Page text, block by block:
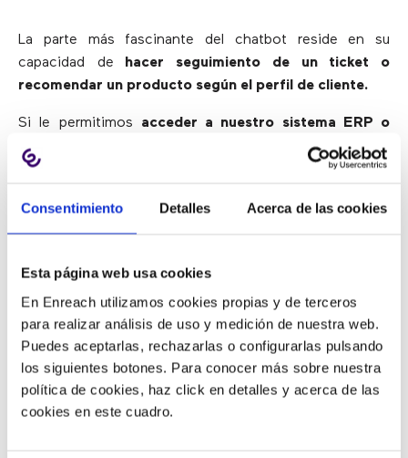
Consentimiento Detalles Acerca de las cookies
Esta página web usa cookies
En Enreach utilizamos cookies propias y de terceros
para realizar análisis de uso y medición de nuestra web.
Puedes aceptarlas, rechazarlas o configurarlas pulsando
los siguientes botones. Para conocer más sobre nuestra
política de cookies, haz click en detalles y acerca de las
cookies en este cuadro.
La parte más fascinante del chatbot reside en su
capacidad de hacer seguimiento de un ticket o
recomendar un producto según el perfil de cliente.
Si le permitimos acceder a nuestro sistema ERP o
CRM
dónde habita esta información, el bot podrá pedir
el DNI del cliente, identificarlo en la base de datos y,
datos para recomendar productos/servicios
4.AYUDANDOA LOS
AGENTES